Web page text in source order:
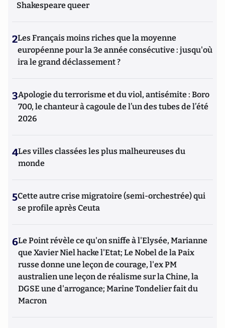
Shakespeare queer
2Les Français moins riches que la moyenne
européenne pour la 3e année consécutive : jusqu'où
ira le grand déclassement ?
3Apologie du terrorisme et du viol, antisémite : Boro
700, le chanteur à cagoule de l’un des tubes de l’été
2026
4Les villes classées les plus malheureuses du
monde
5Cette autre crise migratoire (semi-orchestrée) qui
se profile après Ceuta
6Le Point révèle ce qu'on sniffe à l'Elysée, Marianne
que Xavier Niel hacke l'Etat; Le Nobel de la Paix
russe donne une leçon de courage, l'ex PM
australien une leçon de réalisme sur la Chine, la
DGSE une d'arrogance; Marine Tondelier fait du
Macron